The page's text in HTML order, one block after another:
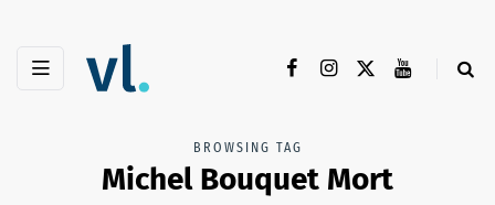
BROWSING TAG
Michel Bouquet Mort